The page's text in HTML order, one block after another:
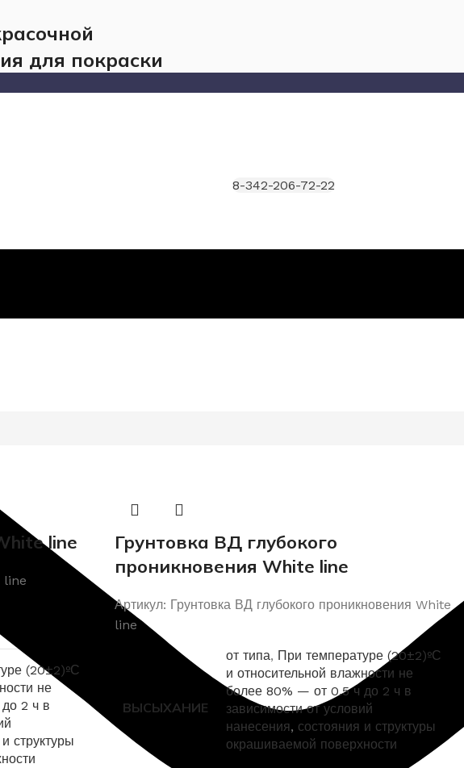
для покраски
8-342-206-72-22
line
line
(20±2)ºС
не
2 ч в
структуры
Грунтовка ВД глубокого
проникновения White line
Артикул: Грунтовка ВД глубокого проникновения White
line
ВЫСЫХАНИЕ
от типа, При температуре (20±2)ºС
и относительной влажности не
более 80% — от 0.5 ч до 2 ч в
зависимости от условий
нанесения, состояния и структуры
окрашиваемой поверхности